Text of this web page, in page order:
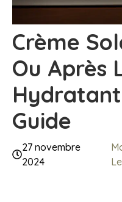
Crème
Ou Après
Guide
27 novembre
2024